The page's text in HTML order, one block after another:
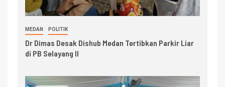
MEDAN POLITIK
Dr Dimas Desak Dishub Medan Tertibkan Parkir Liar
di PB Selayang II